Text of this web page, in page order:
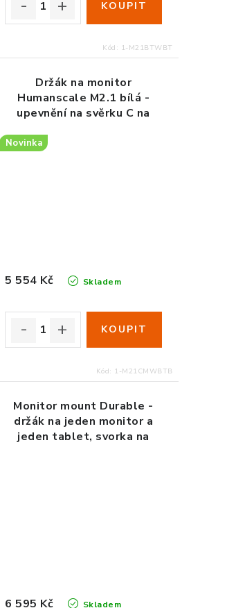
Kód: 1-M21BTWBT
Držák na monitor
Humanscale M2.1 bílá -
upevnění na svěrku C na
Novinka
Skladem
5 554 Kč
Kód: 1-M21CMWBTB
Monitor mount Durable -
držák na jeden monitor a
jeden tablet, svorka na
Skladem
6 595 Kč